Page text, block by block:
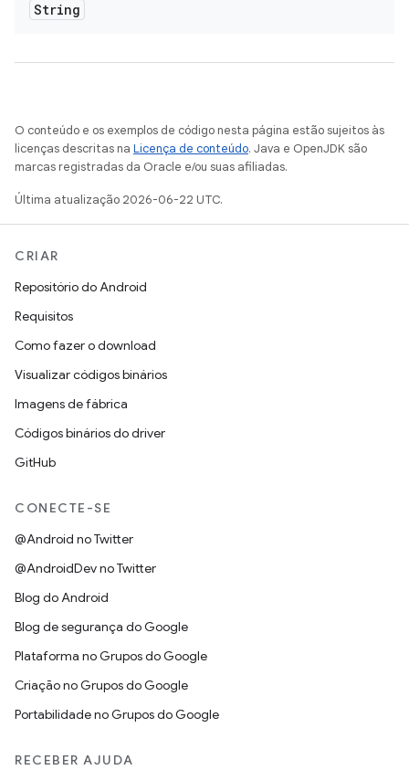
String
O conteúdo e os exemplos de código nesta página estão sujeitos às
licenças descritas na Licença de conteúdo. Java e OpenJDK são
marcas registradas da Oracle e/ou suas afiliadas.
Última atualização 2026-06-22 UTC.
CRIAR
Repositório do Android
Requisitos
Como fazer o download
Visualizar códigos binários
Imagens de fábrica
Códigos binários do driver
GitHub
CONECTE-SE
@Android no Twitter
@AndroidDev no Twitter
Blog do Android
Blog de segurança do Google
Plataforma no Grupos do Google
Criação no Grupos do Google
Portabilidade no Grupos do Google
RECEBER AJUDA